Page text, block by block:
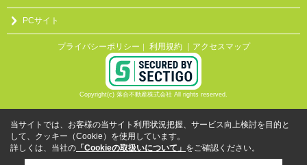
PCサイト
プライバシーポリシー ｜ 利用規約 ｜アクセスマップ
Copyright(c) 落合不動産株式会社 All rights reserved.
当サイトでは、お客様の当サイト利用状況把握、サービス向上検討を目的と
して、クッキー（Cookie）を使用しています。
詳しくは、当社の 「Cookieの取扱いについて」 をご確認ください。